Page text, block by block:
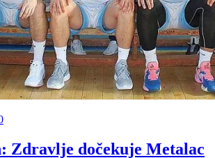
Zdravlje dočekuje Metalac